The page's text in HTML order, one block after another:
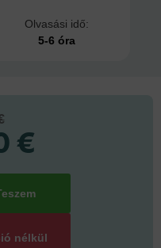
Olvasási idő:
5-6 óra
€
nélkül